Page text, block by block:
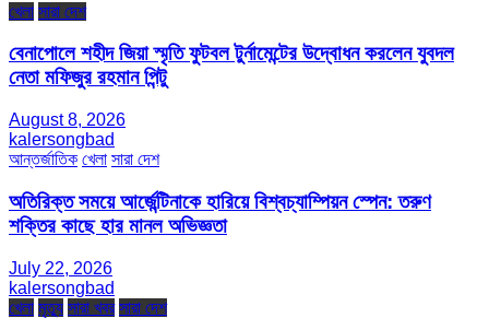
খেলা সারা দেশ
বেনাপোলে শহীদ জিয়া স্মৃতি ফুটবল টুর্নামেন্টের উদ্বোধন করলেন যুবদল
নেতা মফিজুর রহমান পিন্টু
August 8, 2026
kalersongbad
আন্তর্জাতিক খেলা সারা দেশ
অতিরিক্ত সময়ে আর্জেন্টিনাকে হারিয়ে বিশ্বচ্যাম্পিয়ন স্পেন: তরুণ
শক্তির কাছে হার মানল অভিজ্ঞতা
July 22, 2026
kalersongbad
খেলা মৃত্যু সারা খবর সারা দেশ